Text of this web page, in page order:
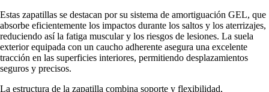
Estas zapatillas se destacan por su sistema de amortiguación GEL, que
absorbe eficientemente los impactos durante los saltos y los aterrizajes,
reduciendo así la fatiga muscular y los riesgos de lesiones. La suela
exterior equipada con un caucho adherente asegura una excelente
tracción en las superficies interiores, permitiendo desplazamientos
seguros y precisos.
La estructura de la zapatilla combina soporte y flexibilidad,